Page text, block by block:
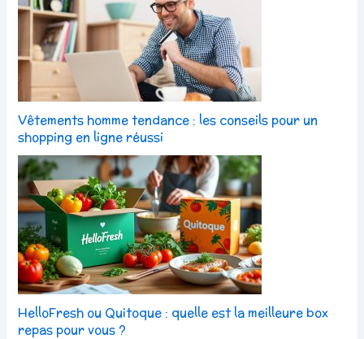
Vêtements homme tendance : les conseils pour un
shopping en ligne réussi
HelloFresh ou Quitoque : quelle est la meilleure box
repas pour vous ?